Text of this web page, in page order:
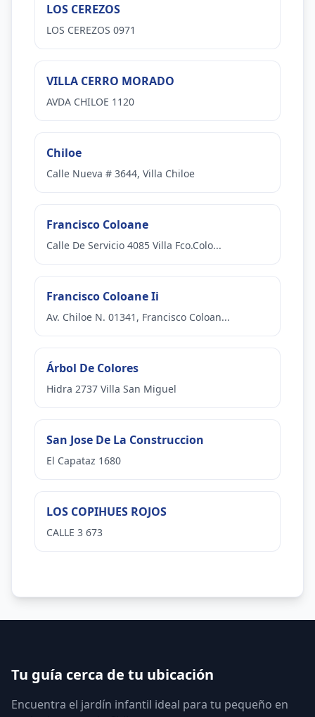
LOS CEREZOS
LOS CEREZOS 0971
VILLA CERRO MORADO
AVDA CHILOE 1120
Chiloe
Calle Nueva # 3644, Villa Chiloe
Francisco Coloane
Calle De Servicio 4085 Villa Fco.Colo...
Francisco Coloane Ii
Av. Chiloe N. 01341, Francisco Coloan...
Árbol De Colores
Hidra 2737 Villa San Miguel
San Jose De La Construccion
El Capataz 1680
LOS COPIHUES ROJOS
CALLE 3 673
Tu guía cerca de tu ubicación
Encuentra el jardín infantil ideal para tu pequeño en